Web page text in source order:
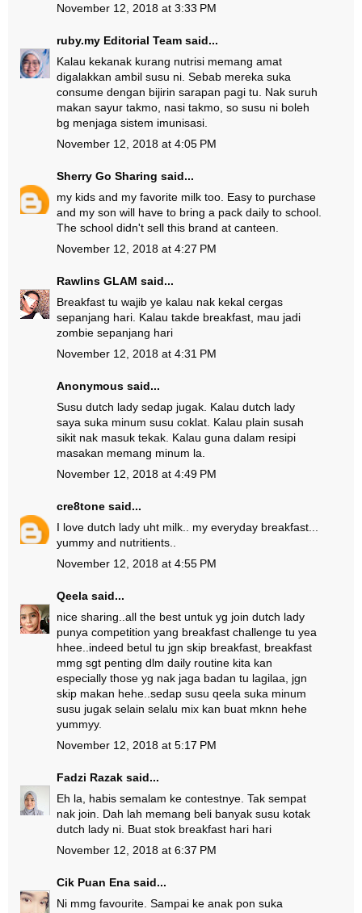
November 12, 2018 at 3:33 PM
ruby.my Editorial Team said...
Kalau kekanak kurang nutrisi memang amat
digalakkan ambil susu ni. Sebab mereka suka
consume dengan bijirin sarapan pagi tu. Nak suruh
makan sayur takmo, nasi takmo, so susu ni boleh
bg menjaga sistem imunisasi.
November 12, 2018 at 4:05 PM
Sherry Go Sharing said...
my kids and my favorite milk too. Easy to purchase
and my son will have to bring a pack daily to school.
The school didn't sell this brand at canteen.
November 12, 2018 at 4:27 PM
Rawlins GLAM said...
Breakfast tu wajib ye kalau nak kekal cergas
sepanjang hari. Kalau takde breakfast, mau jadi
zombie sepanjang hari
November 12, 2018 at 4:31 PM
Anonymous said...
Susu dutch lady sedap jugak. Kalau dutch lady
saya suka minum susu coklat. Kalau plain susah
sikit nak masuk tekak. Kalau guna dalam resipi
masakan memang minum la.
November 12, 2018 at 4:49 PM
cre8tone said...
I love dutch lady uht milk.. my everyday breakfast...
yummy and nutritients..
November 12, 2018 at 4:55 PM
Qeela said...
nice sharing..all the best untuk yg join dutch lady
punya competition yang breakfast challenge tu yea
hhee..indeed betul tu jgn skip breakfast, breakfast
mmg sgt penting dlm daily routine kita kan
especially those yg nak jaga badan tu lagilaa, jgn
skip makan hehe..sedap susu qeela suka minum
susu jugak selain selalu mix kan buat mknn hehe
yummyy.
November 12, 2018 at 5:17 PM
Fadzi Razak said...
Eh la, habis semalam ke contestnye. Tak sempat
nak join. Dah lah memang beli banyak susu kotak
dutch lady ni. Buat stok breakfast hari hari
November 12, 2018 at 6:37 PM
Cik Puan Ena said...
Ni mmg favourite. Sampai ke anak pon suka